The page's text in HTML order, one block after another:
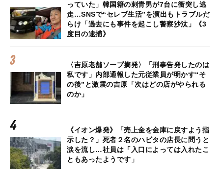
っていた」韓国籍の刺青男が7台に衝突し逃
走…SNSで“セレブ生活”を演出もトラブルだ
らけ「過去にも事件を起こし警察沙汰」《3
度目の逮捕》
〈吉原老舗ソープ摘発〉「刑事告発したのは
私です」内部通報した元従業員が明かす“そ
の後”と激震の吉原「次はどの店がやられる
のか」
《イオン爆発》「売上金を金庫に戻すよう指
示した？」死者２名のハビタの店長に問うと
涙を流し…社員は「入口によっては入れたこ
ともあったようです」